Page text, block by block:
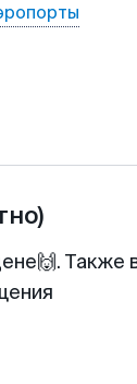
Также